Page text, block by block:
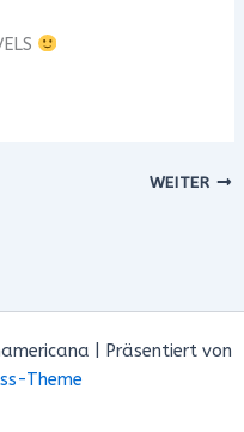
WEITER
| Präsentiert von
Theme